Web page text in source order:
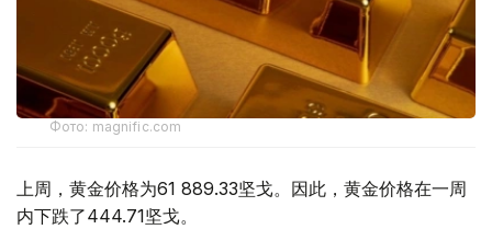
Фото: magnific.com
上周，黄金价格为61 889.33坚戈。因此，黄金价格在一周
内下跌了444.71坚戈。